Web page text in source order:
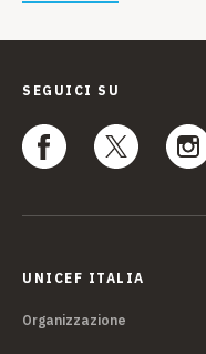
SEGUICI SU
UNICEF ITALIA
Organizzazione